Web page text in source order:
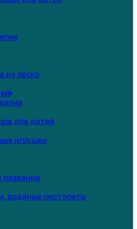
из песка
для детей
игрушки
плавания
водяные пистолеты